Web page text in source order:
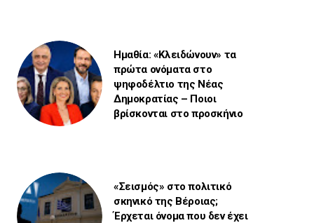
Ημαθία: «Κλειδώνουν» τα
πρώτα ονόματα στο
ψηφοδέλτιο της Νέας
Δημοκρατίας – Ποιοι
βρίσκονται στο προσκήνιο
«Σεισμός» στο πολιτικό
σκηνικό της Βέροιας;
Έρχεται όνομα που δεν έχει